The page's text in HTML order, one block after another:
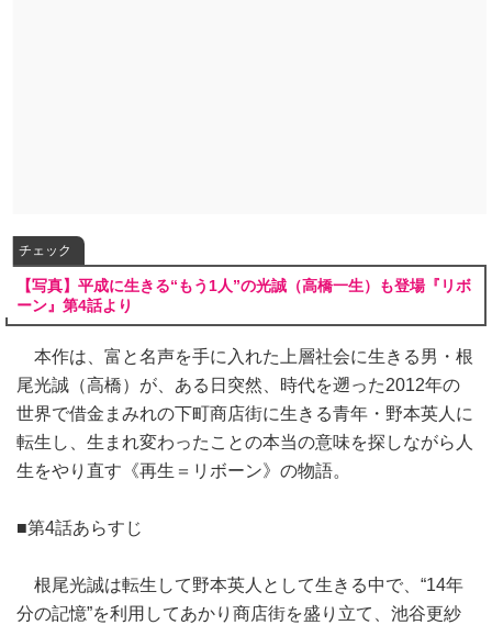
チェック
【写真】平成に生きる“もう1人”の光誠（高橋一生）も登場『リボ
ーン』第4話より
本作は、富と名声を手に入れた上層社会に生きる男・根
尾光誠（高橋）が、ある日突然、時代を遡った2012年の
世界で借金まみれの下町商店街に生きる青年・野本英人に
転生し、生まれ変わったことの本当の意味を探しながら人
生をやり直す《再生＝リボーン》の物語。
■第4話あらすじ
根尾光誠は転生して野本英人として生きる中で、“14年
分の記憶”を利用してあかり商店街を盛り立て、池谷更紗